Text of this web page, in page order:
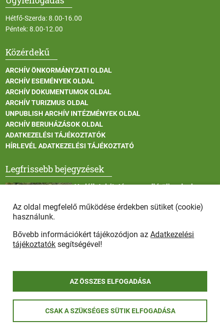
Hétfő-Szerda: 8.00-16.00
Péntek: 8.00-12.00
Közérdekű
ARCHÍV ÖNKORMÁNYZATI OLDAL
ARCHÍV ESEMÉNYEK OLDAL
ARCHÍV DOKUMENTUMOK OLDAL
ARCHÍV TURIZMUS OLDAL
UNPUBLISH ARCHÍV INTÉZMÉNYEK OLDAL
ARCHÍV BERUHÁZÁSOK OLDAL
ADATKEZELÉSI TÁJÉKOZTATÓK
HÍRLEVÉL ADATKEZELÉSI TÁJÉKOZTATÓ
Legfrissebb bejegyzések
Vadállatok itatása a rendkívüli melegben
Afrikai sertéspestis - kérések a lakosság felé
jog fenntartva
Az oldal megfelelő működése érdekben sütiket (cookie)
használunk.
Bővebb információkért tájékozódjon azAdatkezelési
tájékoztatók segítségével!
AZ ÖSSZES ELFOGADÁSA
CSAK A SZÜKSÉGES SÜTIK ELFOGADÁSA